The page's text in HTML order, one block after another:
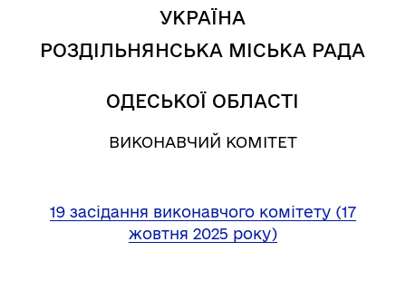
УКРАЇНА
РОЗДІЛЬНЯНСЬКА МІСЬКА РАДА
ОДЕСЬКОЇ ОБЛАСТІ
ВИКОНАВЧИЙ КОМІТЕТ
19 засідання виконавчого комітету (17
жовтня 2025 року)